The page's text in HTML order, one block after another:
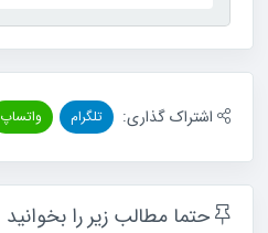
اشتراک گذاری: تلگرام واتساپ
حتما مطالب زیر را بخوانید